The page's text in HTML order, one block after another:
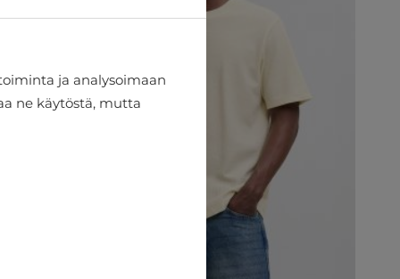
ja analysoimaan
ne käytöstä, mutta